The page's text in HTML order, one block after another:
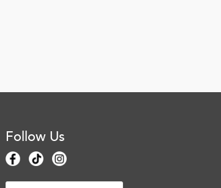
Follow Us